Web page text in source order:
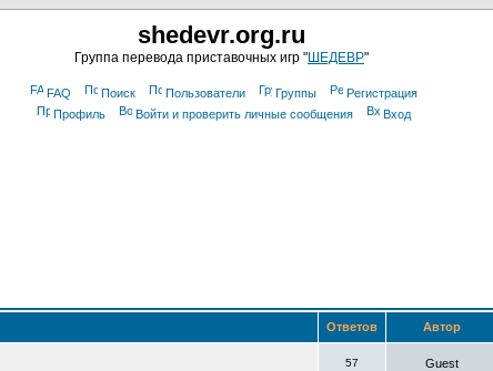
shedevr.org.ru
Группа перевода приставочных игр "ШЕДЕВР"
FAQ Поиск Пользователи Группы
Регистрация
Профиль
Войти и проверить личные сообщения Вход
Ответов Автор
57 Guest